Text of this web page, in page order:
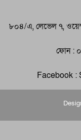
৮০৪/এ, লেভেল ৭, ওয়েস্ট
ফোন :
Facebook :